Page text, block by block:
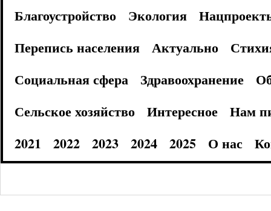
Благоустройство
Экология
Перепись населения
Актуально
Социальная сфера
Здравоохранение
Сельское хозяйство
Интересное
Нам
2021
2022 2023 2024 2025 О нас